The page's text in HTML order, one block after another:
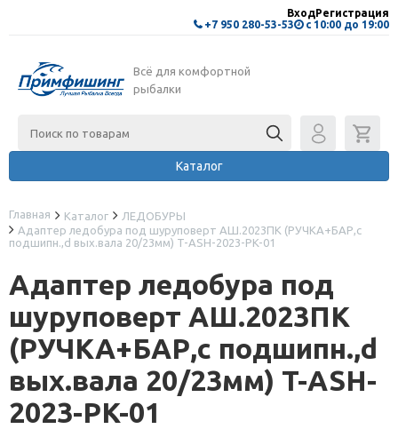
+7 950 280-53-53 с 10:00 до 19:00
ВходРегистрация
Всё для комфортной
рыбалки
Каталог
Главная Каталог
ЛЕДОБУРЫ
Адаптер ледобура под шуруповерт АШ.2023ПК (РУЧКА+БАР,с
подшипн.,d вых.вала 20/23мм) T-ASH-2023-PK-01
Адаптер ледобура под
шуруповерт АШ.2023ПК
(РУЧКА+БАР,с подшипн.,d
вых.вала 20/23мм) T-ASH-
2023-PK-01